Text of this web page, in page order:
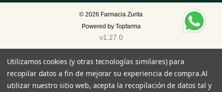
© 2026 Farmacia Zurita
Powered by Topfarma
v1.27.0
Utilizamos cookies (y otras tecnologías similares) para
recopilar datos a fin de mejorar su experiencia de compra.Al
utilizar nuestro sitio web, acepta la recopilación de datos tal y